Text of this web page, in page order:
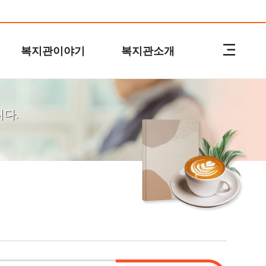
복지관이야기 복지관소개
다.